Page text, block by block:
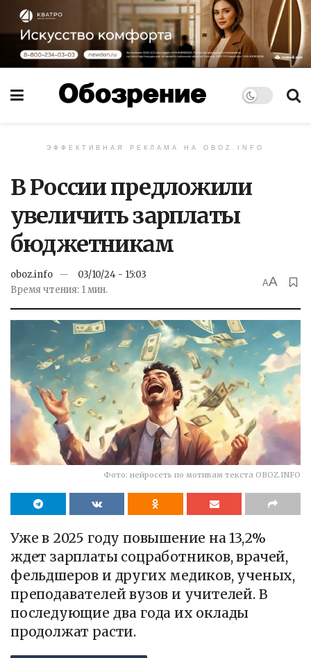
ЭФФЕКТИВНАЯ РЕКЛАМА НА OBOZ.INFO
В России предложили
увеличить зарплаты
бюджетникам
oboz.info
03/10/24 - 15:03
Время чтения: 1 мин.
AA
Фото: нейросеть по мотивам текста OBOZ.INFO
Уже в 2025 году повышение на 13,2%
ждет зарплаты соцработников, врачей,
фельдшеров и других медиков, ученых,
преподавателей вузов и учителей. В
последующие два года их оклады
продолжат расти.